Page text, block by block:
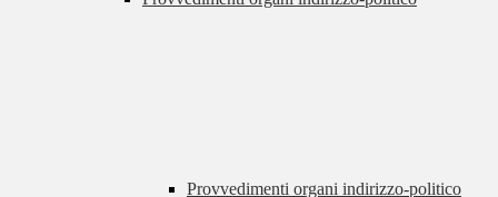
Provvedimenti organi indirizzo-politico